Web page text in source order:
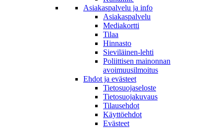
Asiakaspalvelu ja info
Asiakaspalvelu
Mediakortti
Tilaa
Hinnasto
Sieviläinen-lehti
Poliittisen mainonnan
avoimuusilmoitus
Ehdot ja evästeet
Tietosuojaseloste
Tietosuojakuvaus
Tilausehdot
Käyttöehdot
Evästeet